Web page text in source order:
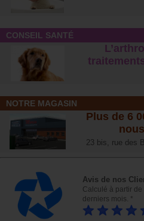
CONSEIL SANTÉ
NOTRE MAGASIN
Plus de 6
23 bis, rue des
Avis de nos
Calculé à partir
derniers mois. *